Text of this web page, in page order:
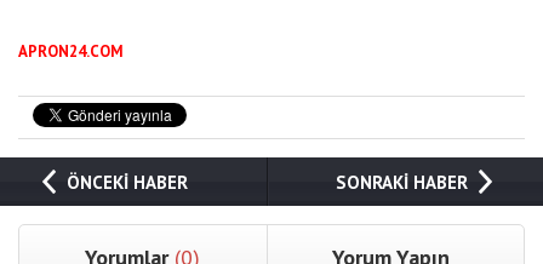
APRON24.COM
ÖNCEKİ HABER SONRAKİ HABER
Yorumlar (0) Yorum Yapın